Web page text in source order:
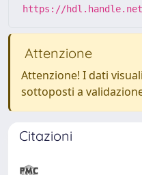
https://hdl.handle.net/
Attenzione
Attenzione! I dati
sottoposti a
Citazioni